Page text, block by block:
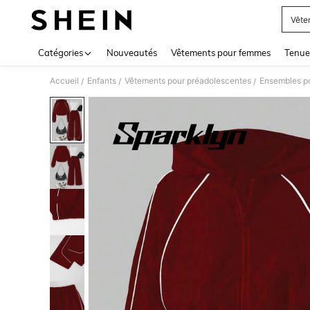
Catégories Nouveautés Vêtements pour femmes
Accueil / Enfants / Vêtements pour préadolescentes / Ensembles